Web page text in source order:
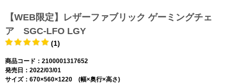
【WEB限定】レザーファブリック ゲーミングチェ
ア SGC-LFO LGY
(1)
商品コード：2100001317652
発売日：2022/03/01
サイズ：670×560×1220 (幅×奥行×高さ)